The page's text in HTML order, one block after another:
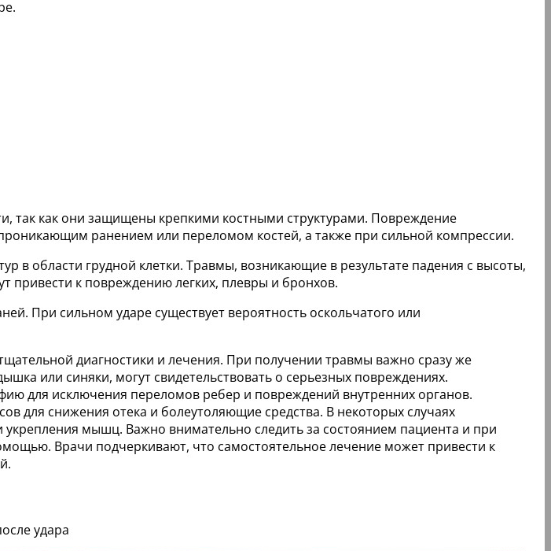
так как они защищены крепкими костными структурами. Повреждение
ранением или переломом костей, а также при сильной компрессии.
в области грудной клетки. Травмы, возникающие в результате падения с высоты,
привести к повреждению легких, плевры и бронхов.
При сильном ударе существует вероятность оскольчатого или
диагностики и лечения. При получении травмы важно сразу же
или синяки, могут свидетельствовать о серьезных повреждениях.
для исключения переломов ребер и повреждений внутренних органов.
для снижения отека и болеутоляющие средства. В некоторых случаях
мышц. Важно внимательно следить за состоянием пациента и при
Врачи подчеркивают, что самостоятельное лечение может привести к